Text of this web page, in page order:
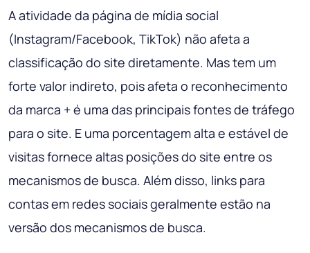
A atividade da página de mídia social
(Instagram/Facebook, TikTok) não afeta a
classificação do site diretamente. Mas tem um
forte valor indireto, pois afeta o reconhecimento
da marca + é uma das principais fontes de tráfego
para o site. E uma porcentagem alta e estável de
visitas fornece altas posições do site entre os
mecanismos de busca. Além disso, links para
contas em redes sociais geralmente estão na
versão dos mecanismos de busca.